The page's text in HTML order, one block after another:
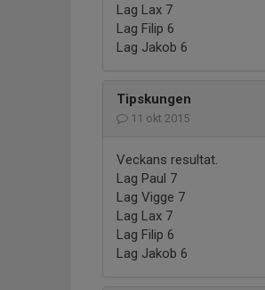
Lag Lax 7
Lag Filip 6
Lag Jakob 6
Tipskungen
11 okt 2015
Veckans resultat.
Lag Paul 7
Lag Vigge 7
Lag Lax 7
Lag Filip 6
Lag Jakob 6